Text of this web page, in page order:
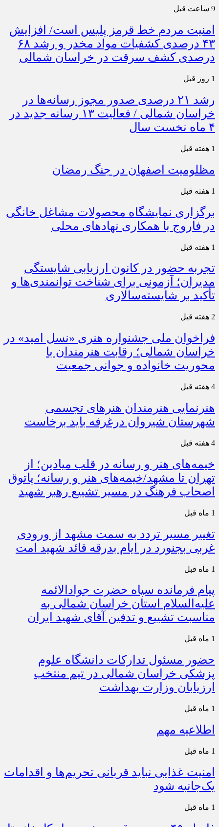
9 ساعت قبل
امنیت مردم خط قرمز پلیس است/ افزایش
۴۳ درصدی کشفیات مواد مخدر و رشد ۶۸
درصدی کشف سرقت در خراسان شمالی
1 روز قبل
رشد ۲۱ درصدی صدور مجوز رسانه‌ها در
خراسان شمالی / فعالیت ۱۳ رسانه جدید در
۴ ماه نخست سال
1 هفته قبل
مظلومیت اصفهان در جنگ رمضان
1 هفته قبل
برگزاری نمایشگاه محصولات مشاغل خانگی
در فاروج با همکاری نهادهای محلی
1 هفته قبل
تجربه حضور در کانون ارزیابی شایستگی
مدیران؛ آزمونی برای شناخت توانمندی‌ها و
تأکید بر شایسته‌سالاری
2 هفته قبل
فراخوان ملی جشنواره هنری «نسل امید» در
خراسان شمالی؛ رقابت هنرمندان با
محوریت خانواده و جوانی جمعیت
4 هفته قبل
هنرنمایی هنرمندان هنرهای تجسمی
شهرستان شیروان درغرفه باید برخاست
4 هفته قبل
خیمه‌های هنر و رسانه در قلب میادین؛ از
تهران تا مشهد/خیمه‌های هنر و رسانه؛ پاتوق
اصحاب فرهنگ در مسیر تشییع رهبر شهید
1 ماه قبل
تغییر مسیر تردد به سمت مشهد از ورودی
غربی بجنورد در ایام بدرقه قائد شهید امت
1 ماه قبل
پیام فرمانده سپاه حضرت جوادالائمه
علیه‌السلام استان خراسان شمالی به
مناسبت تشییع و تدفین آقای شهید ایران
1 ماه قبل
حضور مسئول تدارکات دانشگاه علوم
پزشکی خراسان شمالی در تیم منتخب
ارزیابان وزارت بهداشت
1 ماه قبل
اطلاعیه مهم
1 ماه قبل
امنیت غذایی نباید قربانی تحریم‌ها و اقدامات
یک‌جانبه شود
1 ماه قبل